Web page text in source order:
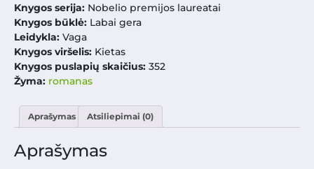
Knygos serija: Nobelio premijos laureatai
Knygos būklė: Labai gera
Leidykla: Vaga
Knygos viršelis: Kietas
Knygos puslapių skaičius: 352
Žyma: romanas
Aprašymas Atsiliepimai (0)
Aprašymas